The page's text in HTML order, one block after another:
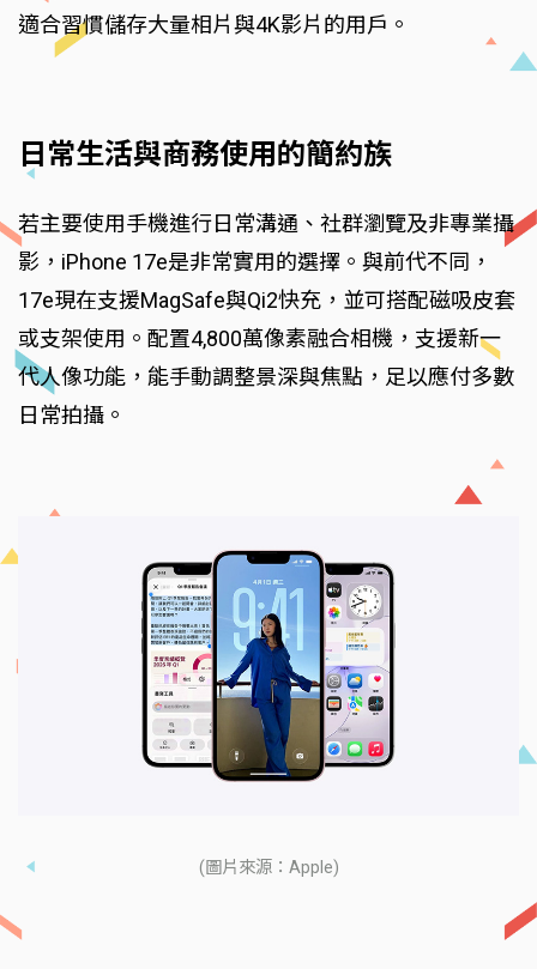
適合習慣儲存大量相片與4K影片的用戶。
日常生活與商務使用的簡約族
若主要使用手機進行日常溝通、社群瀏覽及非專業攝
影，iPhone 17e是非常實用的選擇。與前代不同，
17e現在支援MagSafe與Qi2快充，並可搭配磁吸皮套
或支架使用。配置4,800萬像素融合相機，支援新一
代人像功能，能手動調整景深與焦點，足以應付多數
日常拍攝。
(圖片來源：Apple)